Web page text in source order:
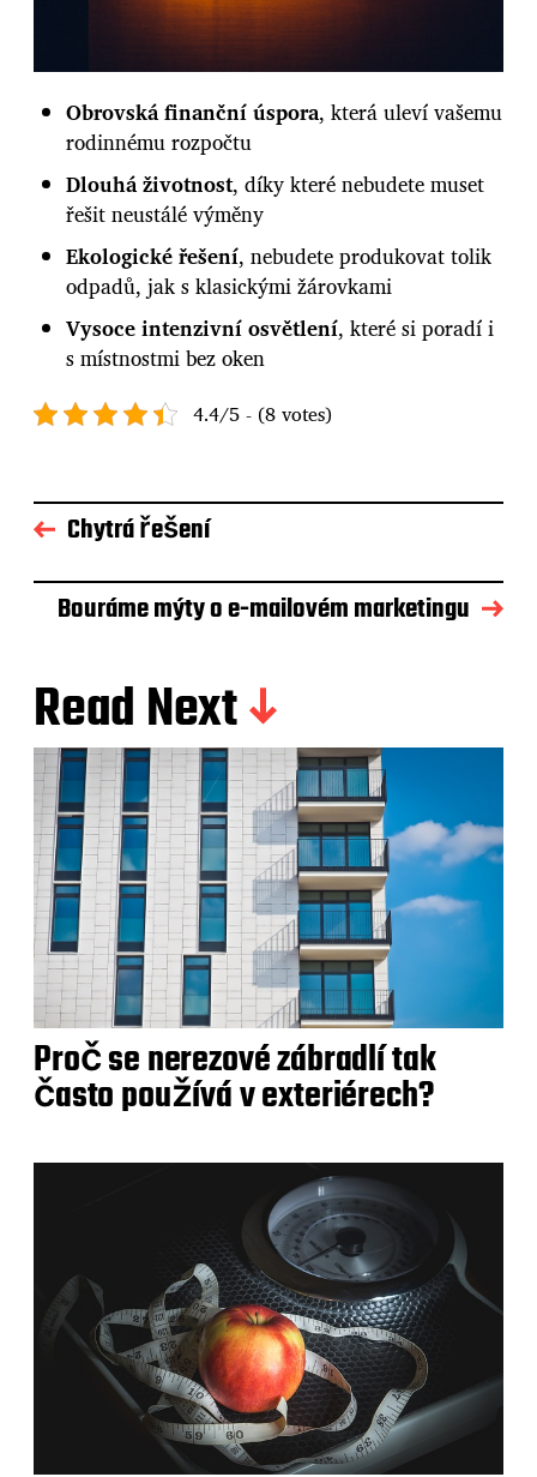
Obrovská finanční úspora, která uleví vašemu
rodinnému rozpočtu
Dlouhá životnost, díky které nebudete muset
řešit neustálé výměny
Ekologické řešení, nebudete produkovat tolik
odpadů, jak s klasickými žárovkami
Vysoce intenzivní osvětlení, které si poradí i
s místnostmi bez oken
4.4/5 - (8 votes)
Chytrá řešení
Bouráme mýty o e-mailovém marketingu
Read Next
Proč se nerezové zábradlí tak
často používá v exteriérech?